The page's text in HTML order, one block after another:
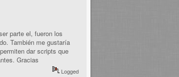
parte el, fueron los
También me gustaría
dar scripts que
Gracias
Logged